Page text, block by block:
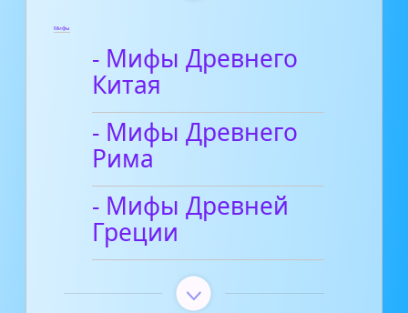
Мифы
- Мифы Древнего
Китая
- Мифы Древнего
Рима
- Мифы Древней
Греции